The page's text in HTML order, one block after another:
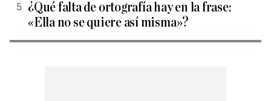
¿Qué falta de ortografía hay en la frase:
«Ella no se quiere así misma»?